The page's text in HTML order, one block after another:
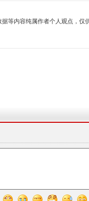
等内容纯属作者个人观点，仅